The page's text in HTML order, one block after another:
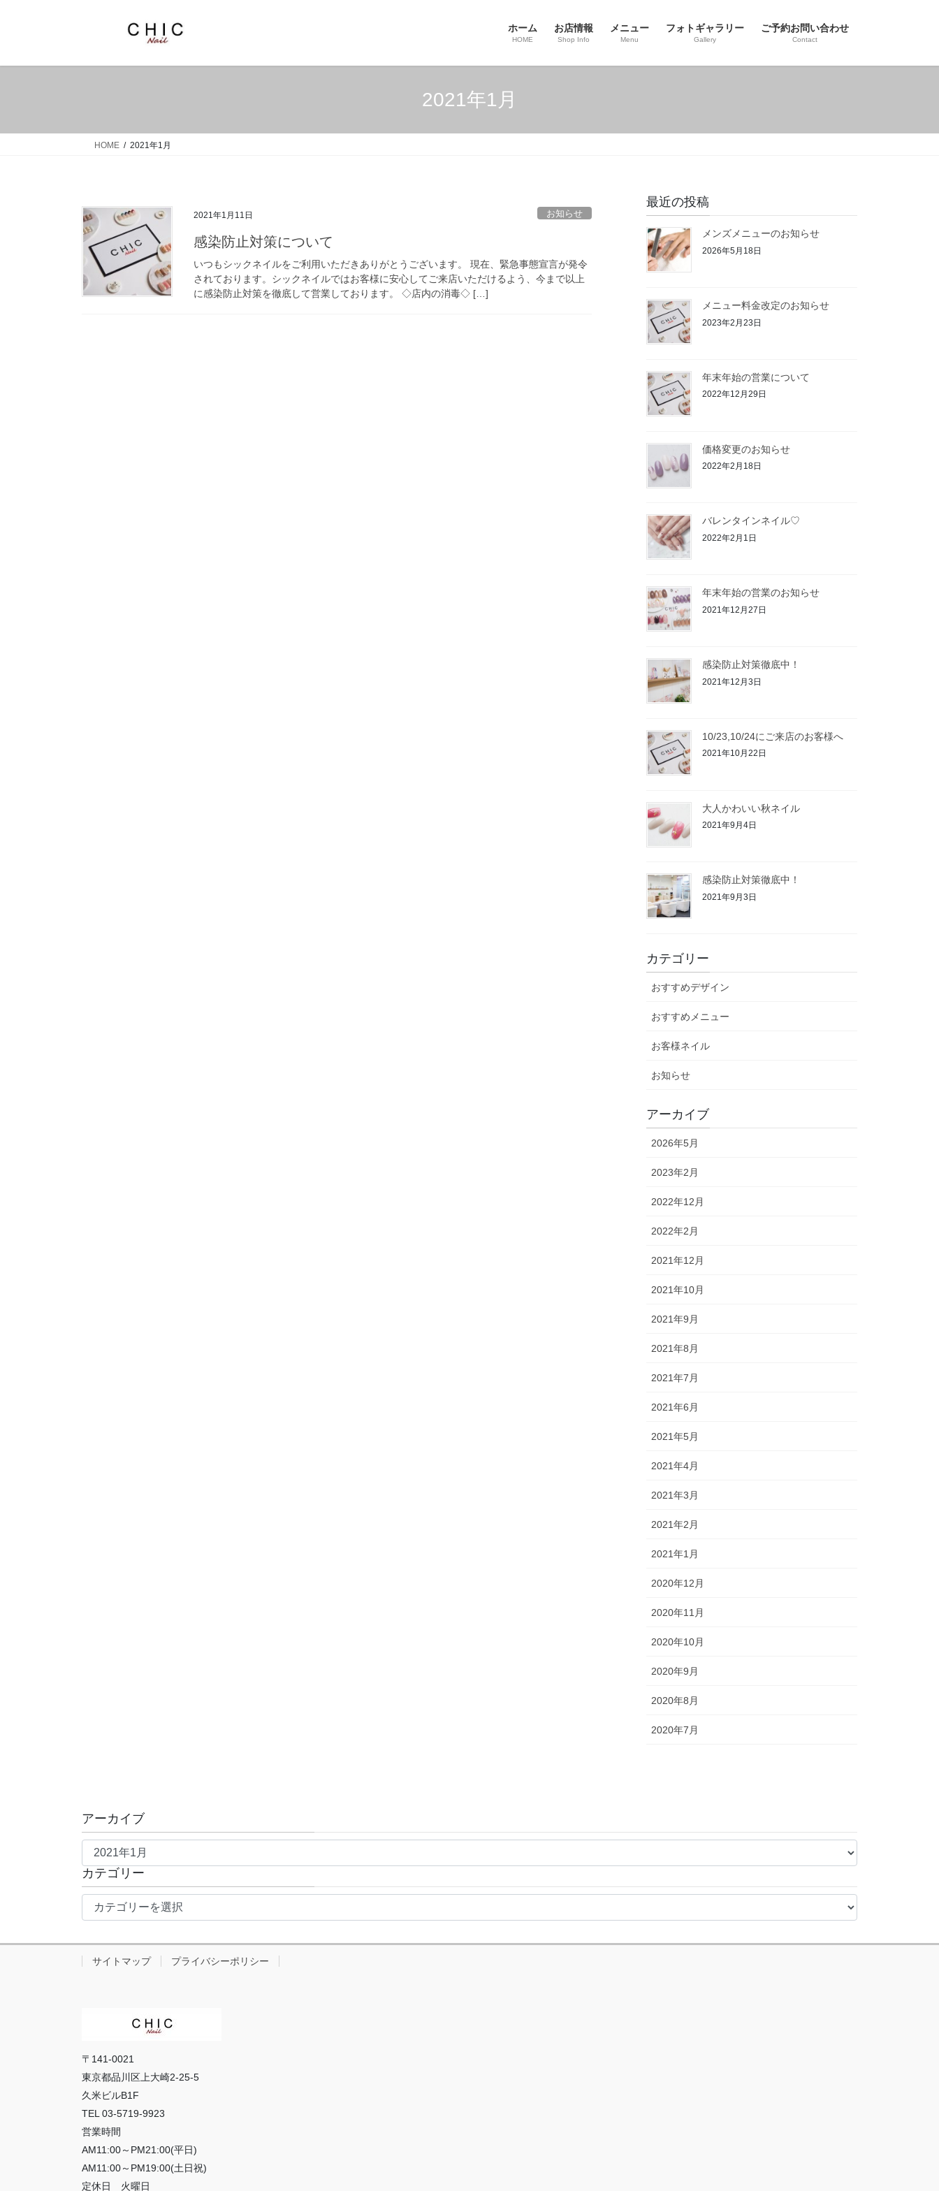
ホーム
HOME
お店情報
Shop Info
メニュー
Menu
フォトギャラリー
Gallery
ご予約お問い合わせ
Contact
2021年1月
HOME 2021年1月
2021年1月11日 お知らせ
感染防止対策について
いつもシックネイルをご利用いただきありがとうございます。 現在、緊急事態宣言が発令
されております。シックネイルではお客様に安心してご来店いただけるよう、今まで以上
に感染防止対策を徹底して営業しております。 ◇店内の消毒◇ […]
最近の投稿
メンズメニューのお知らせ
2026年5月18日
メニュー料金改定のお知らせ
2023年2月23日
年末年始の営業について
2022年12月29日
価格変更のお知らせ
2022年2月18日
バレンタインネイル♡
2022年2月1日
年末年始の営業のお知らせ
2021年12月27日
感染防止対策徹底中！
2021年12月3日
10/23,10/24にご来店のお客様へ
2021年10月22日
大人かわいい秋ネイル
2021年9月4日
感染防止対策徹底中！
2021年9月3日
カテゴリー
おすすめデザイン
おすすめメニュー
お客様ネイル
お知らせ
アーカイブ
2026年5月
2023年2月
2022年12月
2022年2月
2021年12月
2021年10月
2021年9月
2021年8月
2021年7月
2021年6月
2021年5月
2021年4月
2021年3月
2021年2月
2021年1月
2020年12月
2020年11月
2020年10月
2020年9月
2020年8月
2020年7月
アーカイブ
ア
カ
イ
カテゴリー
テ
ー
サイトマップ プライバシーポリシー
〒141-0021
東京都品川区上大崎2-25-5
久米ビルB1F
TEL 03-5719-9923
営業時間
AM11:00～PM21:00(平日)
AM11:00～PM19:00(土日祝)
定休日 火曜日